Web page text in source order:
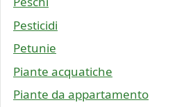
Pesticidi
Petunie
Piante acquatiche
Piante da appartamento